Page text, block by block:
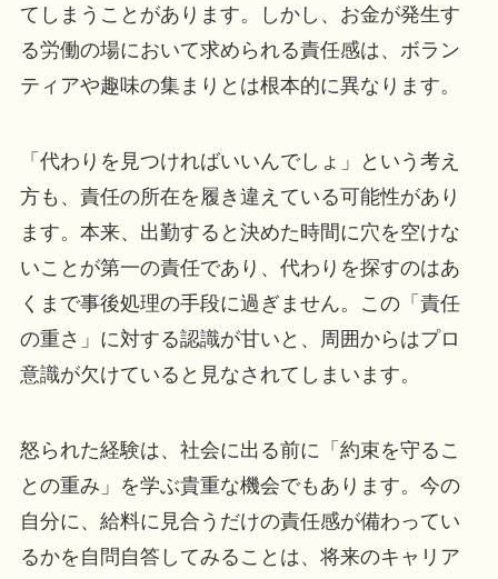
てしまうことがあります。しかし、お金が発生す
る労働の場において求められる責任感は、ボラン
ティアや趣味の集まりとは根本的に異なります。
「代わりを見つければいいんでしょ」という考え
方も、責任の所在を履き違えている可能性があり
ます。本来、出勤すると決めた時間に穴を空けな
いことが第一の責任であり、代わりを探すのはあ
くまで事後処理の手段に過ぎません。この「責任
の重さ」に対する認識が甘いと、周囲からはプロ
意識が欠けていると見なされてしまいます。
怒られた経験は、社会に出る前に「約束を守るこ
との重み」を学ぶ貴重な機会でもあります。今の
自分に、給料に見合うだけの責任感が備わってい
るかを自問自答してみることは、将来のキャリア